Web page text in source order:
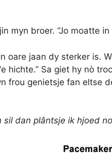
myn broer. “Jo moatte
oare jaan dy sterker is.
hichte.” Sa giet hy nò
frou genietsje fan eltse
dan plântsje ik hjoed